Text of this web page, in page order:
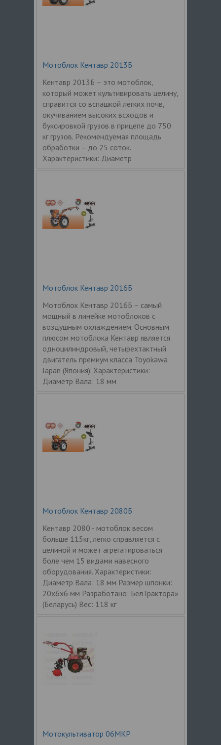
Мотоблок Кентавр 2013Б
Кентавр 2013Б – это мотоблок,
который может культивировать целину,
справится со вспашкой легких почв,
окучиванием высоких всходов и
буксировкой грузов в прицепе до 750
кг грузов. Рекомендуемая площадь
обработки – до 25 соток.
Характеристики: Диаметр
Мотоблок Кентавр 2016Б
Мотоблок Кентавр 2016Б – самый
мощный в линейке мотоблоков с
воздушным охлаждением. Основным
плюсом мотоблока Кентавр является
одноцилиндровый, четырехтактный
двигатель премиум класса Toyokawa
Japan (Япония). Характеристики:
Диаметр Вала: 18 мм
Мотоблок Кентавр 2080Б
Кентавр 2080 - мотоблок весом
больше 115кг, легко справляется с
целиной и может агрегатироваться
боле чем 15 видами навесного
оборудования. Характеристики:
Диаметр Вала: 18 мм Размер шпонки:
20х6х6 мм Разработано: БелТрактора»
(Беларусь) Вес: 118 кг
Мотокультиватор 06МКР